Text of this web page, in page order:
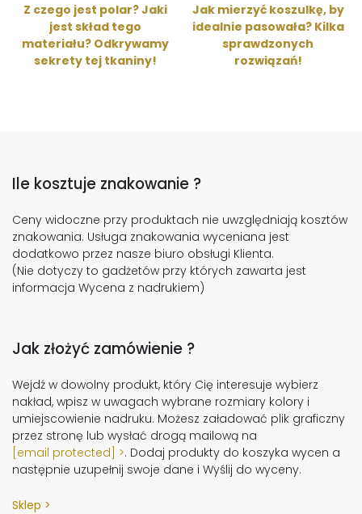
Z czego jest polar? Jaki
jest skład tego
materiału? Odkrywamy
sekrety tej tkaniny!
Jak mierzyć koszulkę, by
idealnie pasowała? Kilka
sprawdzonych
rozwiązań!
Ile kosztuje znakowanie ?
Ceny widoczne przy produktach nie uwzględniają kosztów
znakowania. Usługa znakowania wyceniana jest
dodatkowo przez nasze biuro obsługi Klienta.
(Nie dotyczy to gadżetów przy których zawarta jest
informacja Wycena z nadrukiem)
Jak złożyć zamówienie ?
Wejdź w dowolny produkt, który Cię interesuje wybierz
nakład, wpisz w uwagach wybrane rozmiary kolory i
umiejscowienie nadruku. Możesz załadować plik graficzny
przez stronę lub wysłać drogą mailową na
[email protected]
. Dodaj produkty do koszyka wycen a
następnie uzupełnij swoje dane i Wyślij do wyceny.
Sklep